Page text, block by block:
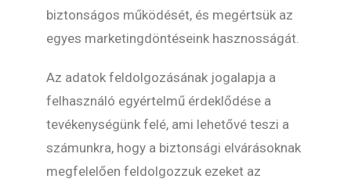
biztonságos működését, és megértsük az
egyes marketingdöntéseink hasznosságát.
Az adatok feldolgozásának jogalapja a
felhasználó egyértelmű érdeklődése a
tevékenységünk felé, ami lehetővé teszi a
számunkra, hogy a biztonsági elvárásoknak
megfelelően feldolgozzuk ezeket az